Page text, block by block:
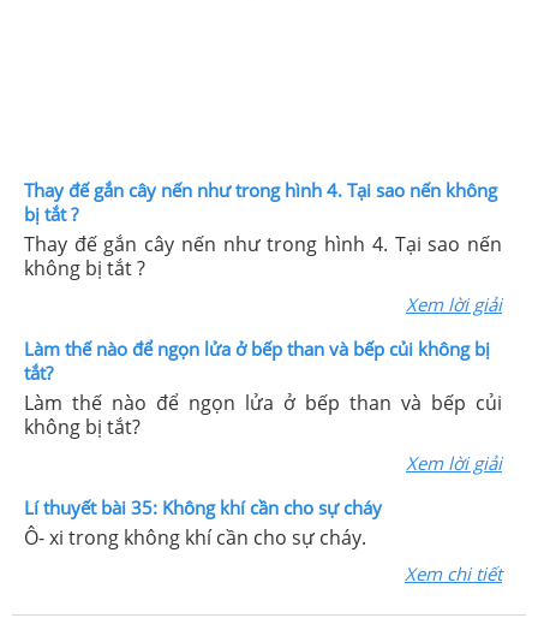
Thay đế gắn cây nến như trong hình 4. Tại sao nến không
bị tắt ?
Thay đế gắn cây nến như trong hình 4. Tại sao nến
không bị tắt ?
Xem lời giải
Làm thế nào để ngọn lửa ở bếp than và bếp củi không bị
tắt?
Làm thế nào để ngọn lửa ở bếp than và bếp củi
không bị tắt?
Xem lời giải
Lí thuyết bài 35: Không khí cần cho sự cháy
Ô- xi trong không khí cần cho sự cháy.
Xem chi tiết